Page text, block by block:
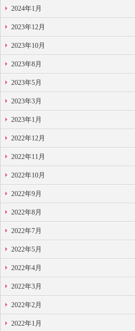
2024年1月
2023年12月
2023年10月
2023年8月
2023年5月
2023年3月
2023年1月
2022年12月
2022年11月
2022年10月
2022年9月
2022年8月
2022年7月
2022年5月
2022年4月
2022年3月
2022年2月
2022年1月